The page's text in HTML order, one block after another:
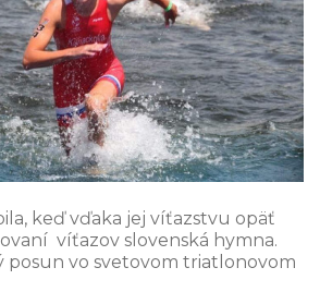
keď vďaka jej víťazstvu opäť
víťazov slovenská hymna.
posun vo svetovom triatlonovom